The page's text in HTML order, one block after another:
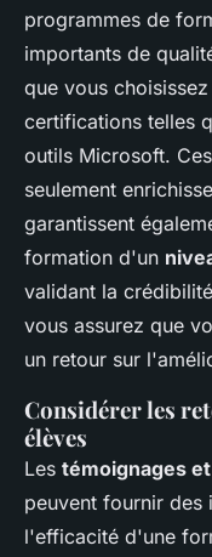
programmes de
importants de
que vous
certifications telles
outils Microsoft. Ces
seulement
garantissent
formation d'un
validant la
vous assurez que
un retour sur
Considérer les
élèves
Les témoignages
peuvent fournir des
l'efficacité d'une